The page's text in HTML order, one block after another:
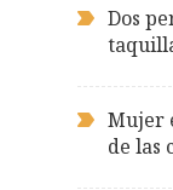
Dos
Mujer
de las